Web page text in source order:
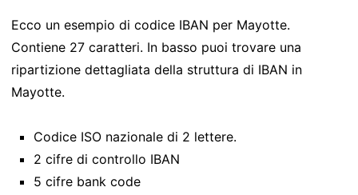
Ecco un esempio di codice IBAN per Mayotte.
Contiene 27 caratteri. In basso puoi trovare una
ripartizione dettagliata della struttura di IBAN in
Mayotte.
Codice ISO nazionale di 2 lettere.
2 cifre di controllo IBAN
5 cifre bank code